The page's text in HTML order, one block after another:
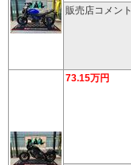
販売店コメント
73.15万円